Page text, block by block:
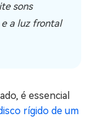
sons
a luz frontal
é essencial
rígido de um